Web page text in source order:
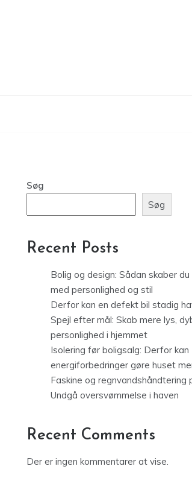
Søg
Søg
Recent Posts
Bolig og design: Sådan skaber
med personlighed og stil
Derfor kan en defekt bil stadig
Spejl efter mål: Skab mere lys,
personlighed i hjemmet
Isolering før boligsalg: Derfor kan
energiforbedringer gøre huset
Faskine og regnvandshåndtering
Undgå oversvømmelse i haven
Recent Comments
Der er ingen kommentarer at vise.